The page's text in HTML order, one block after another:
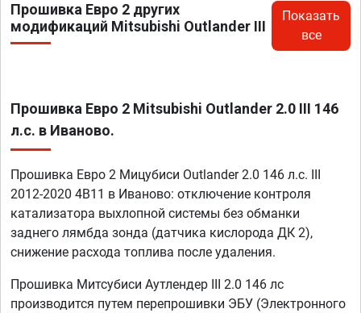
Прошивка Евро 2 других
модификаций Mitsubishi Outlander III
Показать
все
Прошивка Евро 2 Mitsubishi Outlander 2.0 III 146
л.с. в Иваново.
Прошивка Евро 2 Мицубиси Outlander 2.0 146 л.с. III
2012-2020 4B11 в Иваново: отключение контроля
катализатора выхлопной системы без обманки
заднего лямбда зонда (датчика кислорода ДК 2),
снижение расхода топлива после удаления.
Прошивка Митсубиси Аутлендер III 2.0 146 лс
производится путем перепрошивки ЭБУ (Электронного